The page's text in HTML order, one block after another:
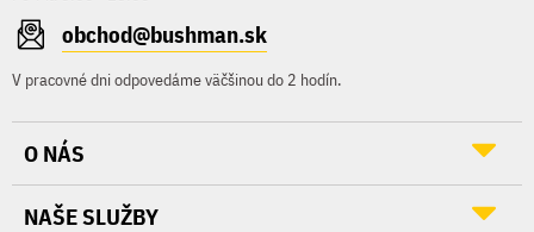
obchod@bushman.sk
V pracovné dni odpovedáme väčšinou do 2 hodín.
O NÁS
NAŠE SLUŽBY